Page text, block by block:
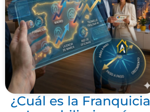
¿Cuál es la Franquicia